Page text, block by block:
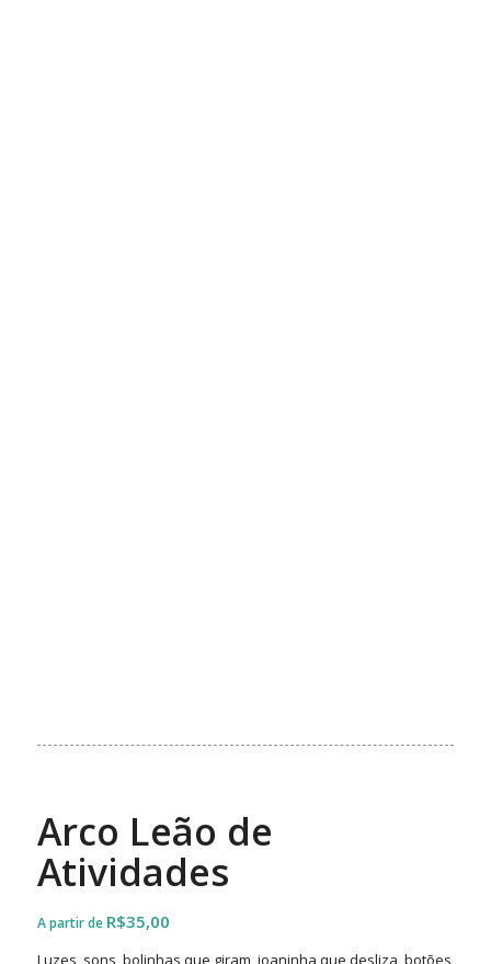
Arco Leão de
Atividades
R$35,00
Luzes, sons, bolinhas que giram, joaninha que desliza, botões